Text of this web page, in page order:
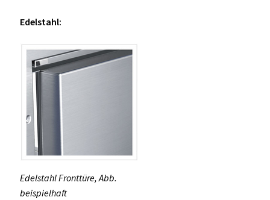
Edelstahl:
Edelstahl Fronttüre, Abb.
beispielhaft